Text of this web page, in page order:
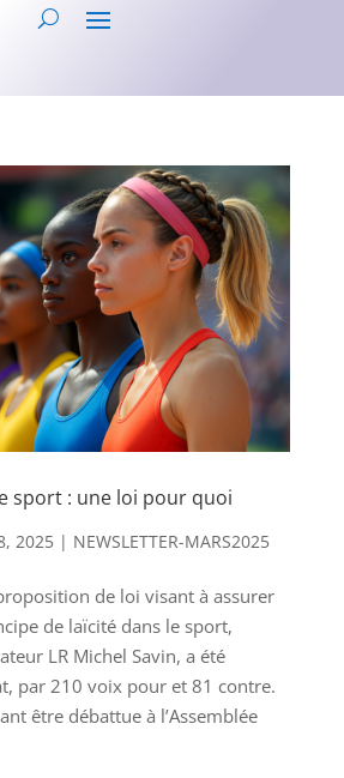
sport : une loi pour quoi
2025| NEWSLETTER-MARS2025
de loi visant à assurer
de laïcité dans le sport,
LR Michel Savin, a été
par 210 voix pour et 81 contre.
être débattue à l’Assemblée